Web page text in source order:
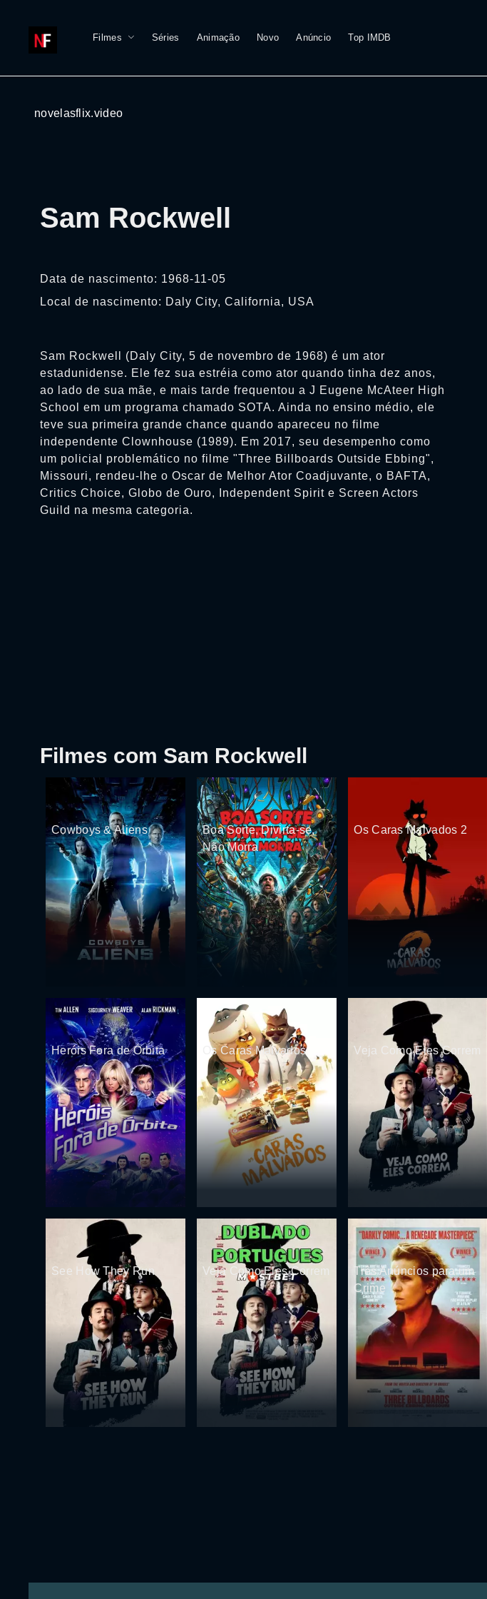
Filmes Séries Animação Novo Anúncio Top IMDB
novelasflix.video
Sam Rockwell
Data de nascimento: 1968-11-05
Local de nascimento: Daly City, California, USA
Sam Rockwell (Daly City, 5 de novembro de 1968) é um ator
estadunidense. Ele fez sua estréia como ator quando tinha dez anos,
ao lado de sua mãe, e mais tarde frequentou a J Eugene McAteer High
School em um programa chamado SOTA. Ainda no ensino médio, ele
teve sua primeira grande chance quando apareceu no filme
independente Clownhouse (1989). Em 2017, seu desempenho como
um policial problemático no filme "Three Billboards Outside Ebbing",
Missouri, rendeu-lhe o Oscar de Melhor Ator Coadjuvante, o BAFTA,
Critics Choice, Globo de Ouro, Independent Spirit e Screen Actors
Guild na mesma categoria.
Filmes com Sam Rockwell
Cowboys & Aliens
Boa Sorte, Divirta-se,
Não Morra
Os Caras Malvados 2
Heróis Fora de Órbita Os Caras Malvados Veja Como Eles Correm
See How They Run Veja Como Eles Correm
Três Anúncios para um
Crime